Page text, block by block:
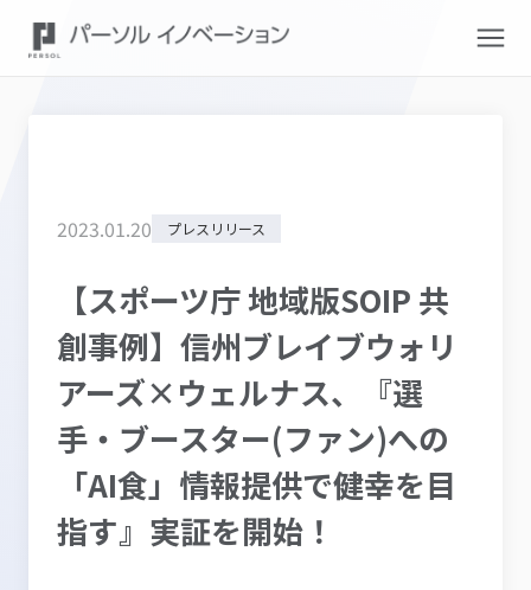
2023.01.20 プレスリリース
【スポーツ庁 地域版SOIP 共
創事例】信州ブレイブウォリ
アーズ×ウェルナス、『選
手・ブースター(ファン)への
「AI食」情報提供で健幸を目
指す』実証を開始！